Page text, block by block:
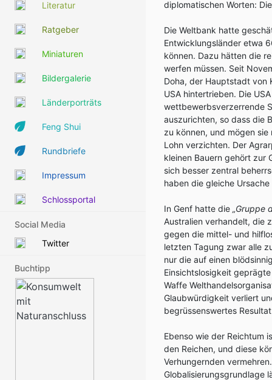
Literatur
Ratgeber
Miniaturen
Bildergalerie
Länderporträts
Feng Shui
Rundbriefe
Impressum
Schlossportal
Social Media
Twitter
Buchtipp
diplomatischen Worten:
Die Weltbank hatte
Entwicklungsländer etwa
können. Dazu hätten die
werfen müssen. Seit
Doha, der Hauptstadt von
USA hintertrieben. Die
wettbewerbsverzerrende
auszurichten, so dass die
zu können, und mögen
Lohn verzichten. Der
kleinen Bauern gehört zur
sich besser zentral
haben die gleiche
In Genf hatte die „Gruppe
Australien verhandelt, die
gegen die mittel- und
letzten Tagung zwar alle
nur die auf einen
Einsichtslosigkeit
Waffe
Glaubwürdigkeit verliert
begrüssenswertes
Ebenso wie der Reichtum
den Reichen, und diese
Verhungernden
Globalisierungsgrundlage